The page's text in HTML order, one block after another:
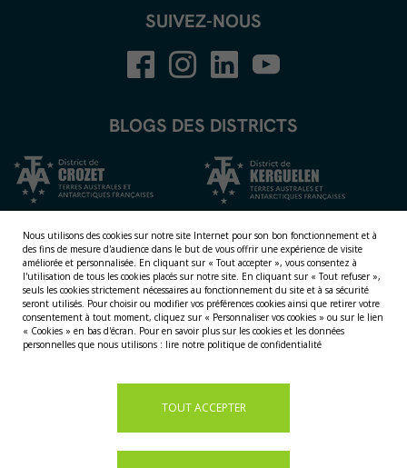
SUIVEZ-NOUS
BLOGS DES DISTRICTS
NOS TERRITOIRES
Nous utilisons des cookies sur notre site Internet pour son bon fonctionnement et à
des fins de mesure d'audience dans le but de vous offrir une expérience de visite
améliorée et personnalisée. En cliquant sur « Tout accepter », vous consentez à
l'utilisation de tous les cookies placés sur notre site. En cliquant sur « Tout refuser »,
seuls les cookies strictement nécessaires au fonctionnement du site et à sa sécurité
seront utilisés. Pour choisir ou modifier vos préférences cookies ainsi que retirer votre
consentement à tout moment, cliquez sur « Personnaliser vos cookies » ou sur le lien
« Cookies » en bas d'écran. Pour en savoir plus sur les cookies et les données
personnelles que nous utilisons : lire notre politique de confidentialité
TOUT ACCEPTER